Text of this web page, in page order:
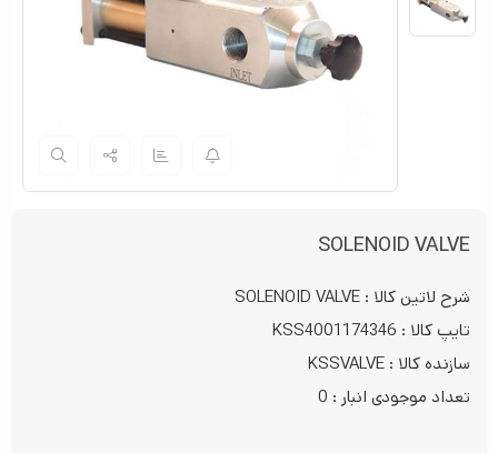
SOLENOID VALVE
شرح لاتین کالا : SOLENOID VALVE
تایپ کالا : KSS4001174346
سازنده کالا : KSSVALVE
تعداد موجودی انبار : 0